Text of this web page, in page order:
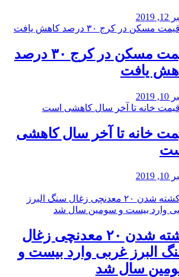
️قیمت مسکن در کرج ۳۰ درصد
یافت
خانه تا آخر سال کاهشی
کشته شدن ۲۰ معدنچی زغال
البرز غربی وارد بیست و
سال شد